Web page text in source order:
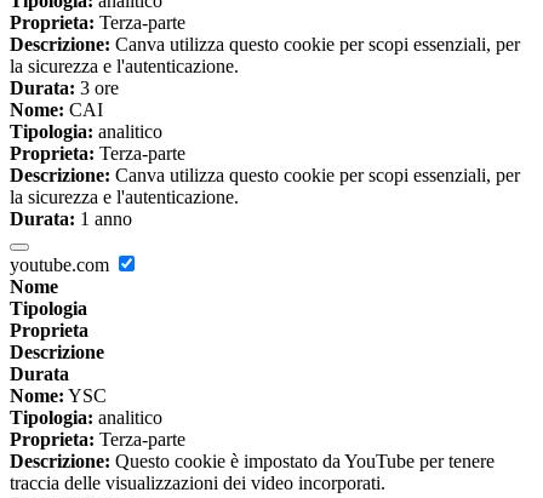
Proprieta: Terza-parte
Descrizione: Canva utilizza questo cookie per scopi essenziali, per
la sicurezza e l'autenticazione.
Durata: 3 ore
Nome: CAI
Tipologia: analitico
Proprieta: Terza-parte
Descrizione: Canva utilizza questo cookie per scopi essenziali, per
la sicurezza e l'autenticazione.
Durata: 1 anno
youtube.com
Nome
Tipologia
Proprieta
Descrizione
Durata
Nome: YSC
Tipologia: analitico
Proprieta: Terza-parte
Descrizione: Questo cookie è impostato da YouTube per tenere
traccia delle visualizzazioni dei video incorporati.